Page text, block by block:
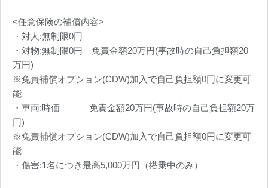
<任意保険の補償内容>
・対人:無制限0円
・対物:無制限0円 免責金額20万円(事故時の自己負担額20
万円)
※免責補償オプション(CDW)加入で自己負担額0円に変更可
能
・車両:時価 免責金額20万円(事故時の自己負担額20万
円)
※免責補償オプション(CDW)加入で自己負担額0円に変更可
能
・傷害:1名につき最高5,000万円（搭乗中のみ）